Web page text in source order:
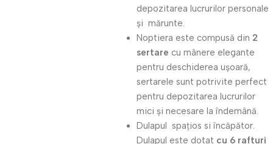
depozitarea lucrurilor personale
și mărunte.
Noptiera este compusă din 2
sertare cu mânere elegante
pentru deschiderea ușoară,
sertarele sunt potrivite perfect
pentru depozitarea lucrurilor
mici și necesare la îndemână.
Dulapul spațios si încăpător.
Dulapul este dotat cu 6 rafturi